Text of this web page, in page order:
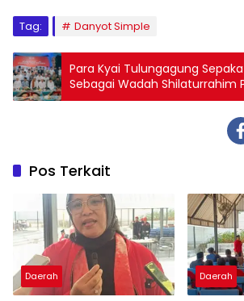
Tag: Danyot Simple
Para Kyai Tulungagung
Sebagai Wadah Shilaturrahim
Pesantren Tulungagung
Pos Terkait
Daerah Daerah